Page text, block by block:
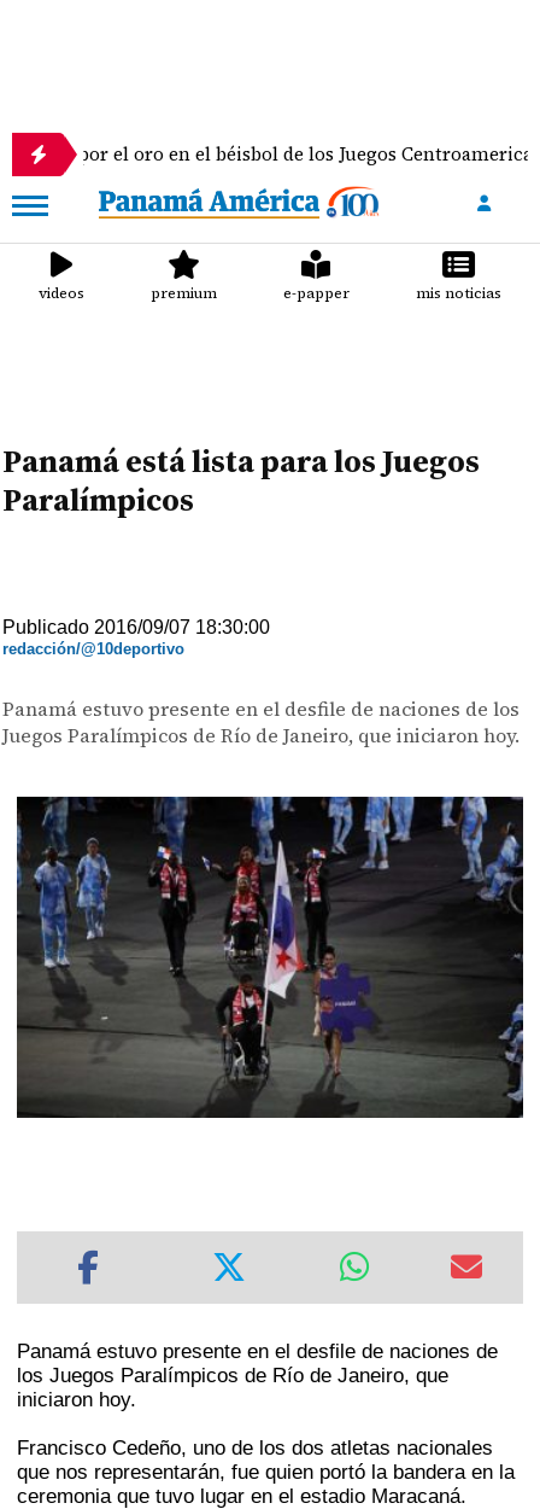
por el oro en el béisbol de los Juegos
videos premium e-papper mis noticias
Panamá está lista para los Juegos
Paralímpicos
Publicado 2016/09/07 18:30:00
redacción/@10deportivo
Panamá estuvo presente en el desfile de naciones de los
Juegos Paralímpicos de Río de Janeiro, que iniciaron hoy.
Panamá estuvo presente en el desfile de naciones de
los Juegos Paralímpicos de Río de Janeiro, que
iniciaron hoy.
Francisco Cedeño, uno de los dos atletas nacionales
que nos representarán, fue quien portó la bandera en la
ceremonia que tuvo lugar en el estadio Maracaná.